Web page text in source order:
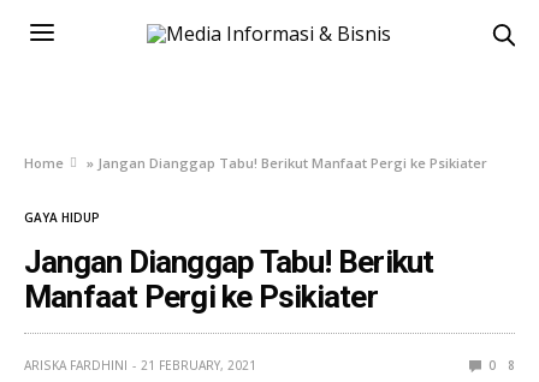
Home » Jangan Dianggap Tabu! Berikut Manfaat Pergi ke Psikiater
GAYA HIDUP
Jangan Dianggap Tabu! Berikut
Manfaat Pergi ke Psikiater
ARISKA FARDHINI 21 FEBRUARY, 2021 0 8